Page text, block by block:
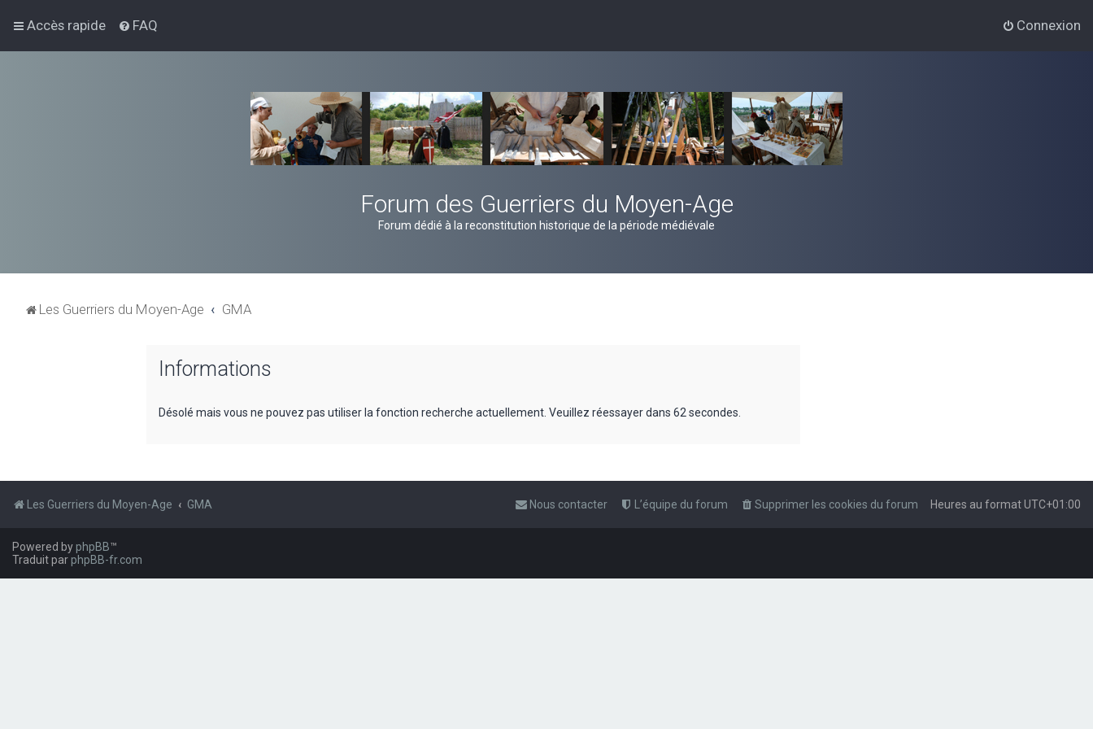
Accès rapide FAQ Connexion
Forum des Guerriers du Moyen-Age
Forum dédié à la reconstitution historique de la période médiévale
Les Guerriers du Moyen-Age GMA
Informations
Désolé mais vous ne pouvez pas utiliser la fonction recherche actuellement. Veuillez réessayer dans 62 secondes.
Les Guerriers du Moyen-Age GMA Heures au formatUTC+01:00
Supprimer les cookies du forum
L’équipe du forum
Nous contacter
Powered byphpBB™
Traduit parphpBB-fr.com